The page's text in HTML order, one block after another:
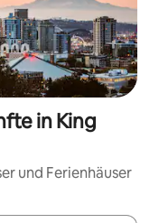
in King
und Ferienhäuser